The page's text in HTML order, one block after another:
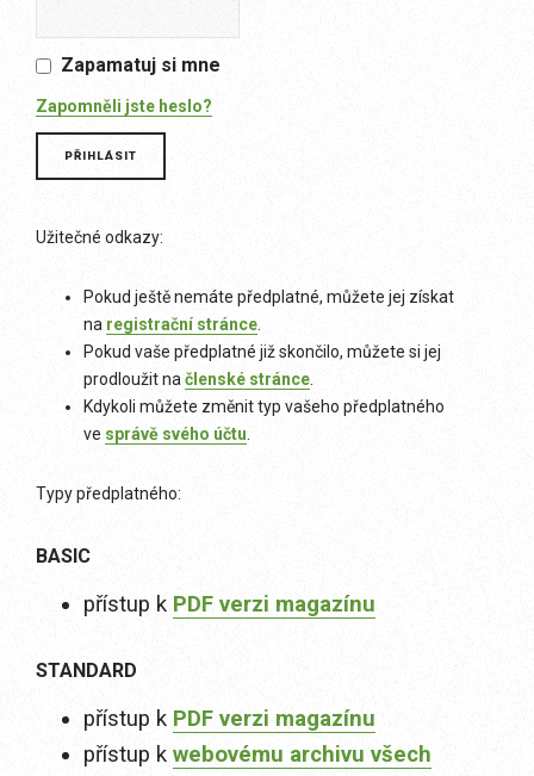
Zapamatuj si mne
Zapomněli jste heslo?
Užitečné odkazy:
Pokud ještě nemáte předplatné, můžete jej získat
na registrační stránce
Pokud vaše předplatné již skončilo, můžete si jej
prodloužit na členské stránce
Kdykoli můžete změnit typ vašeho předplatného
ve správě svého účtu
Typy předplatného:
BASIC
přístup k PDF verzi magazínu
STANDARD
přístup k PDF verzi magazínu
přístup k webovému archivu všech